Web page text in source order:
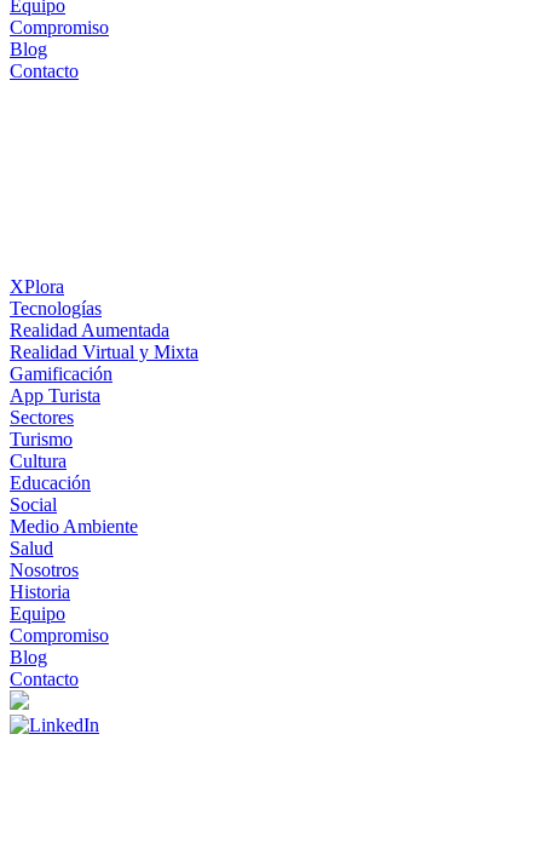
Equipo
Compromiso
Blog
Contacto
XPlora
Tecnologías
Realidad Aumentada
Realidad Virtual y Mixta
Gamificación
App Turista
Sectores
Turismo
Cultura
Educación
Social
Medio Ambiente
Salud
Nosotros
Historia
Equipo
Compromiso
Blog
Contacto